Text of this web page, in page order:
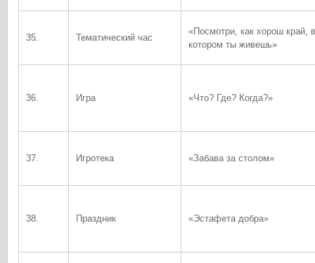
35. Тематический час
«Посмотри, как хорош край, в
котором ты живешь»
36. Игра «Что? Где? Когда?»
37. Игротека «Забава за столом»
38. Праздник «Эстафета добра»